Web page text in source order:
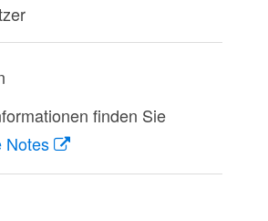
finden Sie
Notes